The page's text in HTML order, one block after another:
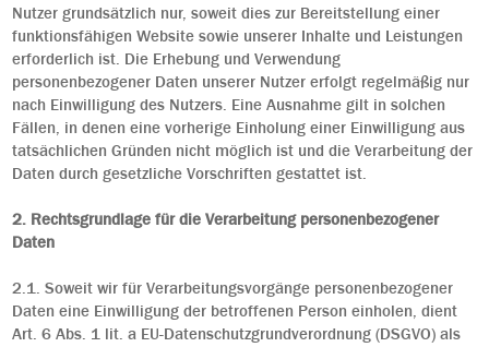
Nutzer grundsätzlich nur, soweit dies zur Bereitstellung einer
funktionsfähigen Website sowie unserer Inhalte und Leistungen
erforderlich ist. Die Erhebung und Verwendung
personenbezogener Daten unserer Nutzer erfolgt regelmäßig nur
nach Einwilligung des Nutzers. Eine Ausnahme gilt in solchen
Fällen, in denen eine vorherige Einholung einer Einwilligung aus
tatsächlichen Gründen nicht möglich ist und die Verarbeitung der
Daten durch gesetzliche Vorschriften gestattet ist.
2. Rechtsgrundlage für die Verarbeitung personenbezogener
Daten
2.1. Soweit wir für Verarbeitungsvorgänge personenbezogener
Daten eine Einwilligung der betroffenen Person einholen, dient
Art. 6 Abs. 1 lit. a EU-Datenschutzgrundverordnung (DSGVO) als